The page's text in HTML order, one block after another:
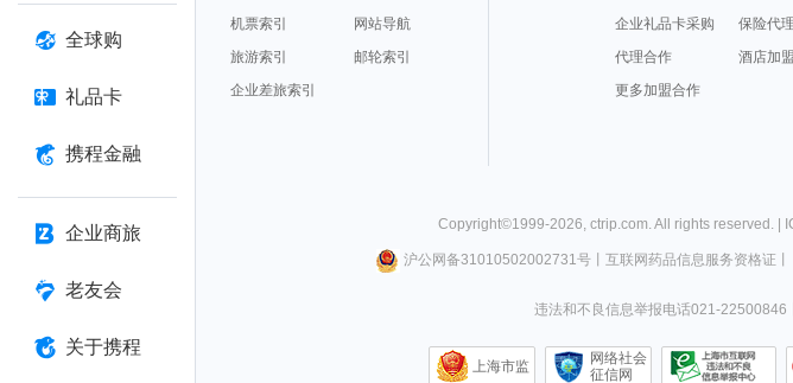
全球购
礼品卡
携程金融
企业商旅
老友会
关于携程
机票索引
网站导航
旅游索引
邮轮索引
企业差旅索引
企业礼品卡采购
保险代理
代理合作
酒店加盟
更多加盟合作
Copyright©1999-2026, ctrip.com. All rights reserved. |
沪公网备31010502002731号丨 互联网药品信息服务资格证
违法和不良信息举报电话021-22500846
上海市监
网络社会
征信网